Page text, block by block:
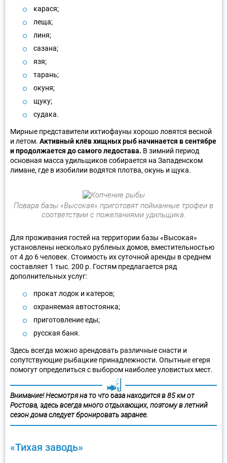
карася;
леща;
линя;
сазана;
язя;
тарань;
окуня;
щуку;
судака.
Мирные представители ихтиофауны хорошо ловятся весной
и летом. Активный клёв хищных рыб начинается в сентябре
и продолжается до самого ледостава. В зимний период
основная масса удильщиков собирается на Западенском
лимане, где в изобилии водятся плотва, окунь и щука.
Повара базы «Высокая» приготовят пойманные трофеи в
соответствии с пожеланиями удильщика.
Для проживания гостей на территории базы «Высокая»
установлены несколько рубленых домов, вместительностью
от 4 до 6 человек. Стоимость их суточной аренды в среднем
составляет 1 тыс. 200 р. Гостям предлагается ряд
дополнительных услуг:
прокат лодок и катеров;
охраняемая автостоянка;
приготовление еды;
русская баня.
Здесь всегда можно арендовать различные снасти и
сопутствующие рыбацкие принадлежности. Опытные егеря
помогут определиться с выбором наиболее уловистых мест.
Внимание! Несмотря на то что база находится в 85 км от
Ростова, здесь всегда много отдыхающих, поэтому в летний
сезон дома следует бронировать заранее.
«Тихая заводь»